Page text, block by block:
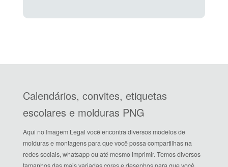
Calendários, convites, etiquetas
escolares e molduras PNG
Aqui no Imagem Legal você encontra diversos modelos de
molduras e montagens para que você possa compartilhas na
redes sociais, whatsapp ou até mesmo imprimir. Temos diversos